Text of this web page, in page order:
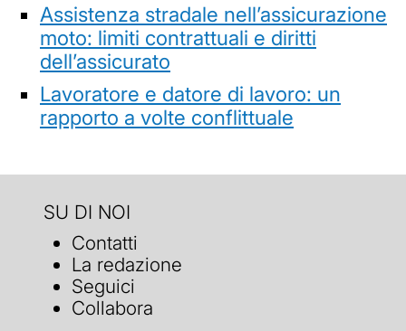
Assistenza stradale nell’assicurazione
moto: limiti contrattuali e diritti
dell’assicurato
Lavoratore e datore di lavoro: un
rapporto a volte conflittuale
SU DI NOI
Contatti
La redazione
Seguici
Collabora